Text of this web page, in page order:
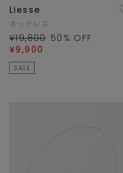
Liesse
ネックレス
¥19,800 50 % OFF
¥9,900
SALE